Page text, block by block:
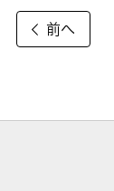
前へ